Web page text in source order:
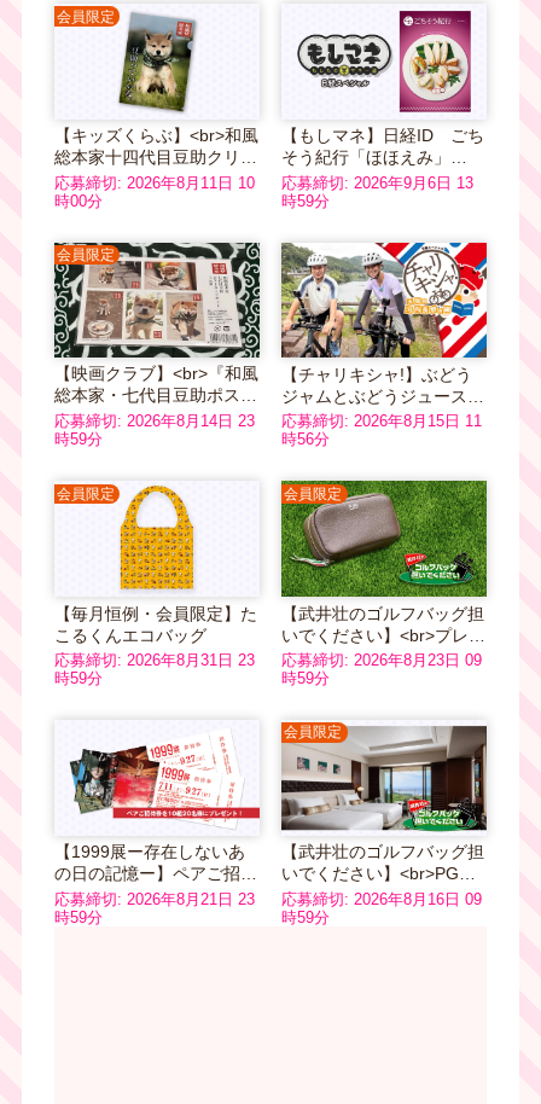
会員限定
【キッズくらぶ】<br>和風
総本家十四代目豆助クリア
ファイル
応募締切: 2026年8月11日 10
時00分
【もしマネ】日経ID ごち
そう紀行「ほほえみ」
4,400円
応募締切: 2026年9月6日 13
時59分
会員限定
【映画クラブ】<br>『和風
総本家・七代目豆助ポスト
カードセット』
応募締切: 2026年8月14日 23
時59分
【チャリキシャ!】ぶどう
ジャムとぶどうジュースの
ギフトセット（3,400円
分）
応募締切: 2026年8月15日 11
時56分
会員限定
【毎月恒例・会員限定】た
こるくんエコバッグ
応募締切: 2026年8月31日 23
時59分
会員限定
【武井壮のゴルフバッグ担
いでください】<br>プレリ
ー1957 JOYシリーズ ポー
チ ダークブラウン
応募締切: 2026年8月23日 09
時59分
【1999展ー存在しないあ
の日の記憶ー】ペアご招待
券
応募締切: 2026年8月21日 23
時59分
会員限定
【武井壮のゴルフバッグ担
いでください】<br>PGM
ホテルリゾート沖縄 デラ
ックスルーム ペア宿泊券
応募締切: 2026年8月16日 09
時59分